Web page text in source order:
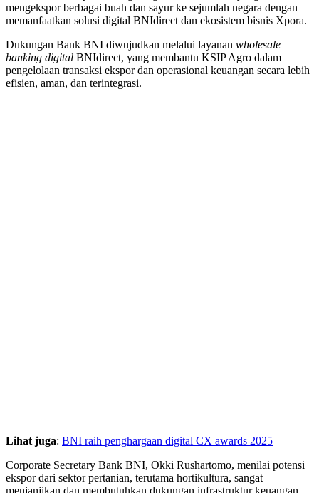
mengekspor berbagai buah dan sayur ke sejumlah negara dengan
memanfaatkan solusi digital BNIdirect dan ekosistem bisnis Xpora.
Dukungan Bank BNI diwujudkan melalui layanan wholesale
banking digital BNIdirect, yang membantu KSIP Agro dalam
pengelolaan transaksi ekspor dan operasional keuangan secara lebih
efisien, aman, dan terintegrasi.
Lihat juga: BNI raih penghargaan digital CX awards 2025
Corporate Secretary Bank BNI, Okki Rushartomo, menilai potensi
ekspor dari sektor pertanian, terutama hortikultura, sangat
menjanjikan dan membutuhkan dukungan infrastruktur keuangan